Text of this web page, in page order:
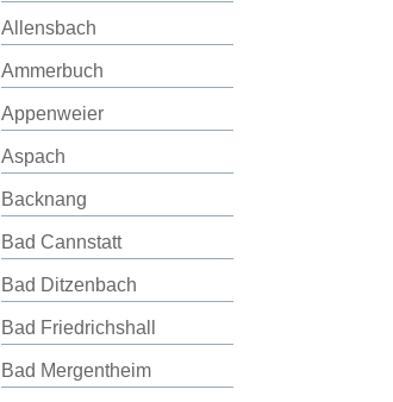
Allensbach
Ammerbuch
Appenweier
Aspach
Backnang
Bad Cannstatt
Bad Ditzenbach
Bad Friedrichshall
Bad Mergentheim